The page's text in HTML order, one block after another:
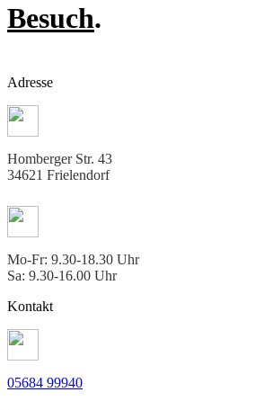
Besuch.
Adresse
Homberger Str. 43
34621 Frielendorf
Mo-Fr: 9.30-18.30 Uhr
Sa: 9.30-16.00 Uhr
Kontakt
05684 99940